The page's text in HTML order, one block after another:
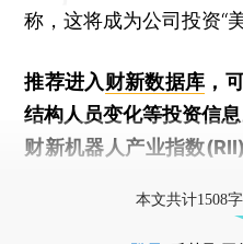
称，这将成为公司投资“
推荐进入财新数据库 ，
结构人员变化等投资信息
财新机器人产业指数
本文共计1508